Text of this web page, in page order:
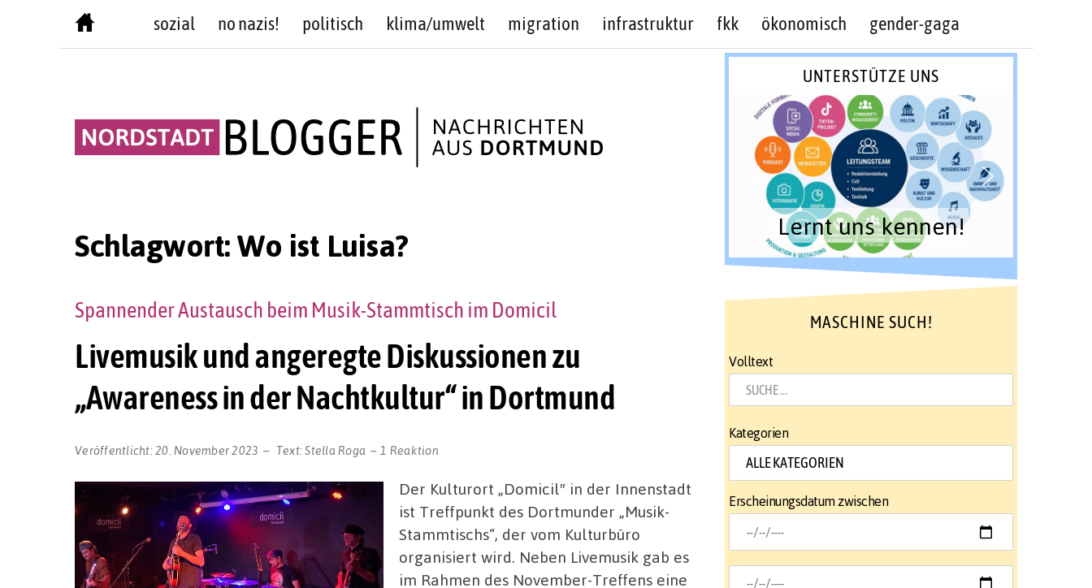
sozial no nazis! politisch klima/umwelt migration infrastruktur fkk ökonomisch gender-gaga
Schlagwort:Wo ist Luisa?
Livemusik und angeregte Diskussionen zu
„Awareness in der Nachtkultur“ in Dortmund
Spannender Austausch beim Musik-Stammtisch im Domicil
Veröffentlicht:20. November 2023 Text:Stella Roga 1 Reaktion
Der Kulturort „Domicil″ in der Innenstadt
ist Treffpunkt des Dortmunder „Musik-
Stammtischs“, der vom Kulturbüro
organisiert wird. Neben Livemusik gab es
im Rahmen des November-Treffens eine
UNTERSTÜTZE UNS
Lernt uns kennen!
MASCHINE SUCH!
Volltext
Kategorien
Erscheinungsdatum zwischen